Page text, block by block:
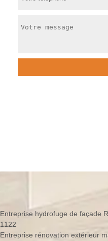
Entreprise hydrofuge de façade
1122
Entreprise rénovation extérieur